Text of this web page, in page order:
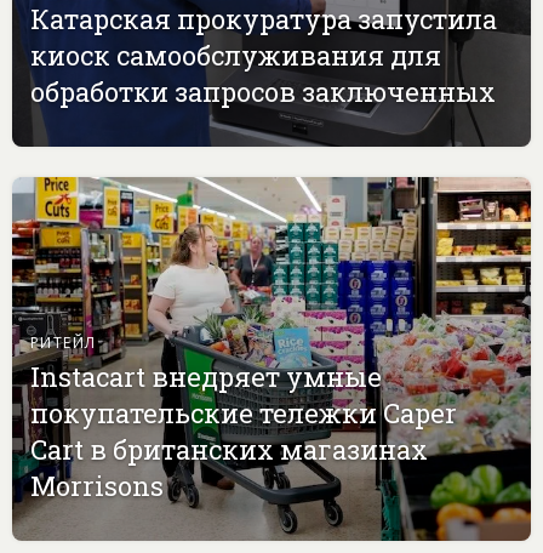
Катарская прокуратура запустила
киоск самообслуживания для
обработки запросов заключенных
РИТЕЙЛ
Instacart внедряет умные
покупательские тележки Caper
Cart в британских магазинах
Morrisons